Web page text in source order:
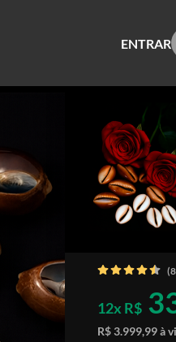
ENTRAR
12x R$
R$ 3.999,99 à